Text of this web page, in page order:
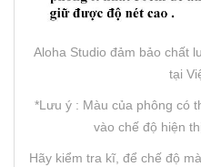
Aloha Studio đảm bảo chất
tại
*Lưu ý : Màu của phông có
vào chế độ hiện
Hãy kiểm tra kĩ, để chế độ